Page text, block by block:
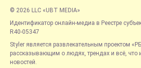
© 2026 LLC «UBT MEDIA»
Идентификатор онлайн-медиа в Реестре
R40-05347
Styler является развлекательным проектом
рассказывающим о людях, трендах и всё, что
новостей.